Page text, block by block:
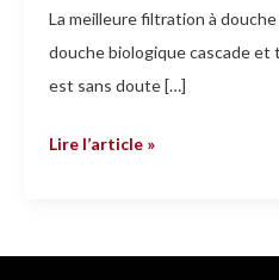
La meilleure filtration à douche
douche biologique cascade et
est sans doute […]
bassin
Lire l’article »